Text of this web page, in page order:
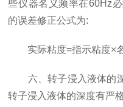
些仪器名义频率在60Hz
的误差修正公式为:
实际粘度=指示粘度×
六、转子浸入液体的深
转子浸入液体的深度有严